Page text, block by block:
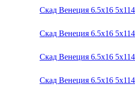
Скад Венеция 6.5x16
Скад Венеция 6.5x16
Скад Венеция 6.5x16
Скад Венеция 6.5x16